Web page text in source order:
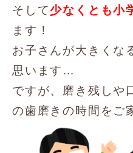
そして少なくとも小
ます！
お子さんが大きくな
思います…
ですが、磨き残しや
の歯磨きの時間をご